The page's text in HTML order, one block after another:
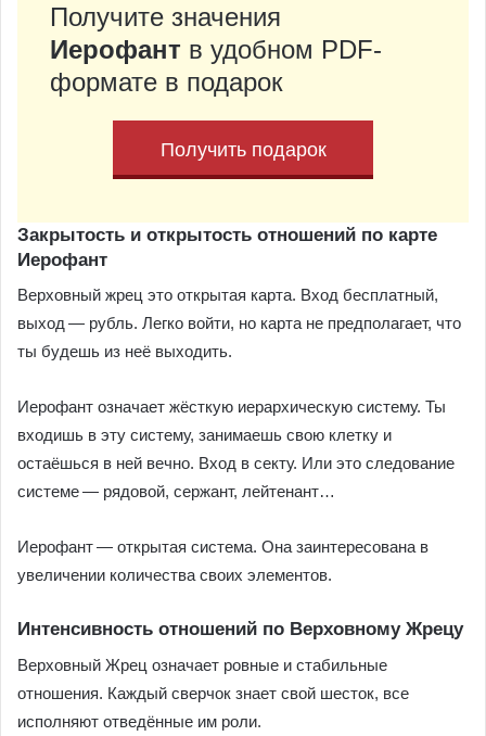
Получите значения
Иерофант в удобном PDF-
формате в подарок
Получить подарок
Закрытость и открытость отношений по карте
Иерофант
Верховный жрец это открытая карта. Вход бесплатный,
выход — рубль. Легко войти, но карта не предполагает, что
ты будешь из неё выходить.
Иерофант означает жёсткую иерархическую систему. Ты
входишь в эту систему, занимаешь свою клетку и
остаёшься в ней вечно. Вход в секту. Или это следование
системе — рядовой, сержант, лейтенант…
Иерофант — открытая система. Она заинтересована в
увеличении количества своих элементов.
Интенсивность отношений по Верховному Жрецу
Верховный Жрец означает ровные и стабильные
отношения. Каждый сверчок знает свой шесток, все
исполняют отведённые им роли.